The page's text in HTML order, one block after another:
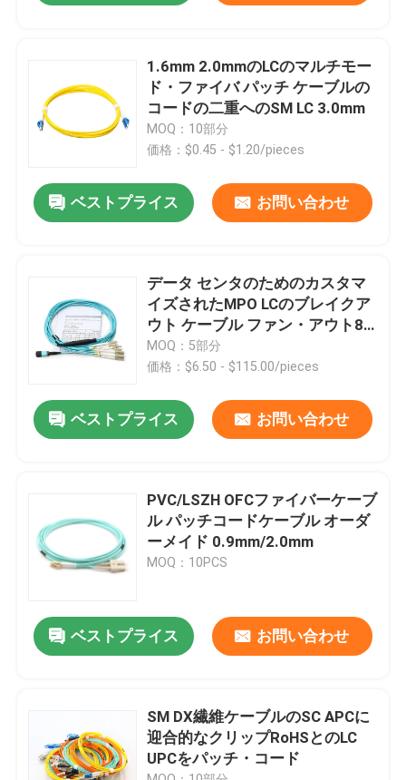
製品
VRショー
会社案内
見積依頼
繊維のケーブル会議
繊維ケーブルのパッチ・コード
1.6mm 2.0mmのLCのマルチモー
ド・ファイバ パッチ ケーブルの
コードの二重へのSM LC 3.0mm
MOQ：10部分
価格：$0.45 - $1.20/pieces
ベストプライス お問い合わせ
データ センタのためのカスタマ
イズされたMPO LCのブレイクア
ウト ケーブル ファン・アウト8
中心
MOQ：5部分
価格：$6.50 - $115.00/pieces
ベストプライス お問い合わせ
PVC/LSZH OFCファイバーケーブ
ル パッチコードケーブル オーダ
ーメイド 0.9mm/2.0mm
MOQ：10PCS
ベストプライス お問い合わせ
SM DX繊維ケーブルのSC APCに
迎合的なクリップRoHSとのLC
UPCをパッチ・コード